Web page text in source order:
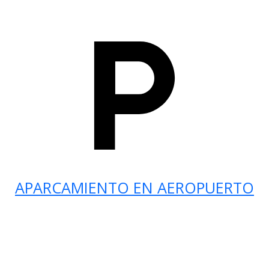
APARCAMIENTO EN AEROPUERTO